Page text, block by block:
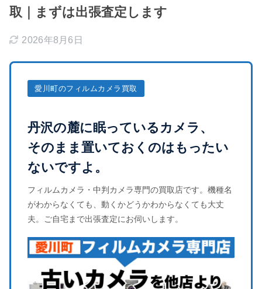
取｜まずは出張査定します
2026年8月6日
愛川町のフィルムカメラ買取
丹沢の麓に眠っているカメラ、
そのまま置いておくのはもったい
ないですよ。
フィルムカメラ・中判カメラ専門の買取店です。機種名
がわからなくても、動くかどうかわからなくても大丈
夫。ご自宅まで出張査定にお伺いします。